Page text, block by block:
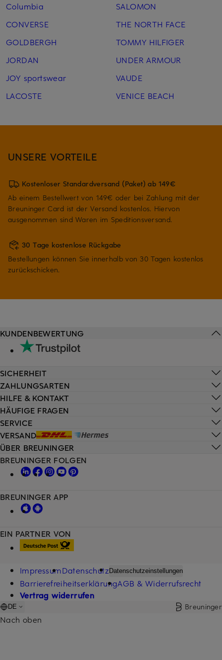
Columbia
CONVERSE
GOLDBERGH
JORDAN
JOY sportswear
LACOSTE
SALOMON
THE NORTH FACE
TOMMY HILFIGER
UNDER ARMOUR
VAUDE
VENICE BEACH
UNSERE VORTEILE
Kostenloser Standardversand (Paket) ab 149€
Ab einem Bestellwert von 149€ oder bei Zahlung mit der
Breuninger Card ist der Versand kostenlos. Hiervon
ausgenommen sind Waren im Speditionsversand.
30 Tage kostenlose Rückgabe
Bestellungen können Sie innerhalb von 30 Tagen kostenlos
zurückschicken.
HILFE & KONTAKT
HÄUFIGE FRAGEN
SERVICE
VERSAND
KUNDENBEWERTUNG
SICHERHEIT
ZAHLUNGSARTEN
ÜBER BREUNINGER
EIN PARTNER VON
BREUNINGER FOLGEN
BREUNINGER APP
ImpressumDatenschutz Datenschutzeinstellungen
BarrierefreiheitserklärungAGB & Widerrufsrecht
Vertrag widerrufen
DE Breuninger
Nach oben